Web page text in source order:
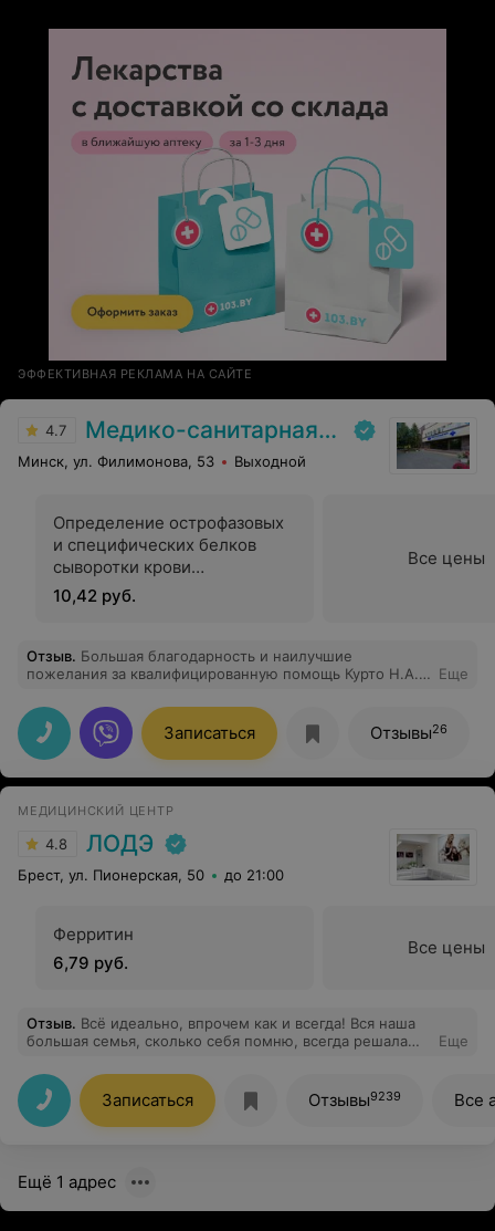
подействовала. Когда исследование закончилось, меня
каталку, поскольку самой идти не
разрешили(действовала седация) и отвезли в палату.
Минут через 20 я уже смогла сама уйти из центра.
Перед этим несколько раз подходили и
интересовались как моё самочувствие.
ЭФФЕКТИВНАЯ РЕКЛАМА НА САЙТЕ
4.7 Медико-санитарная часть Вавилова
Минск, ул. Филимонова, 53 Выходной
Определение острофазовых
и специфических белков
сыворотки крови
автоматизированный анализ
(ферритин)
10,42 руб.
Все цены
Отзыв. Большая благодарность и наилучшие
пожелания за квалифицированную помощь Курто Н.А.
помощи больным
Еще
Записаться Отзывы26
МЕДИЦИНСКИЙ ЦЕНТР
4.8 ЛОДЭ
Брест, ул. Пионерская, 50 до 21:00
Ферритин
6,79 руб.
Все цены
Отзыв. Всё идеально, впрочем как и всегда! Вся наша
большая семья, сколько себя помню, всегда решала
специалист!
Еще
Записаться Отзывы9239 Все
Ещё 1 адрес